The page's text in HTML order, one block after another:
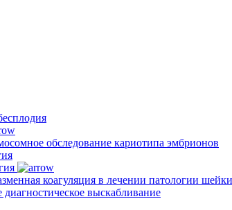
обследование кариотипа эмбрионов
коагуляция в лечении патологии
диагностическое выскабливание